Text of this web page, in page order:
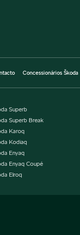
Concessionários Škoda
Superb
Superb Break
Karoq
Kodiaq
Enyaq
Enyaq Coupé
Elroq